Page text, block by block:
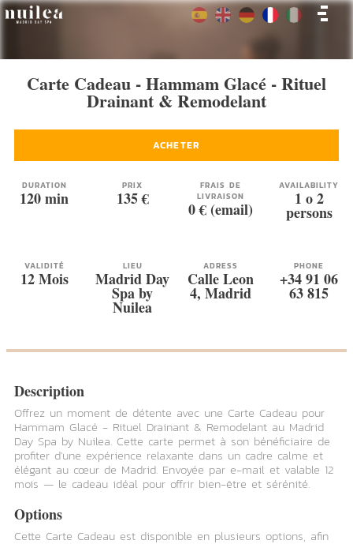
Carte Cadeau - Hammam Glacé - Rituel
Drainant & Remodelant
ACHETER
DURATION
120 min
PRIX
135 €
FRAIS DE
LIVRAISON
0 € (email)
AVAILABILITY
1 o 2
persons
VALIDITÉ
12 Mois
LIEU
Madrid Day
Spa by
Nuilea
ADRESS
Calle Leon
4, Madrid
PHONE
+34 91 06
63 815
Description
Offrez un moment de détente avec une Carte Cadeau pour
Hammam Glacé - Rituel Drainant & Remodelant au Madrid
Day Spa by Nuilea. Cette carte permet à son bénéficiaire de
profiter d'une expérience relaxante dans un cadre calme et
élégant au cœur de Madrid. Envoyée par e-mail et valable 12
mois — le cadeau idéal pour offrir bien-être et sérénité.
Options
Cette Carte Cadeau est disponible en plusieurs options, afin